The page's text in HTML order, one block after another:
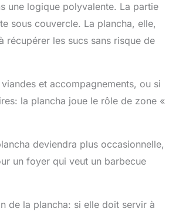
une logique polyvalente. La partie
sous couvercle. La plancha, elle,
récupérer les sucs sans risque de
et accompagnements, ou si
la plancha joue le rôle de zone «
deviendra plus occasionnelle,
un foyer qui veut un barbecue
de la plancha: si elle doit servir à